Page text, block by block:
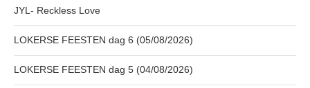
JYL- Reckless Love
LOKERSE FEESTEN dag 6 (05/08/2026)
LOKERSE FEESTEN dag 5 (04/08/2026)